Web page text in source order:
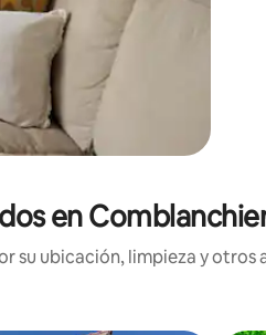
en
su ubicación, limpieza y otros